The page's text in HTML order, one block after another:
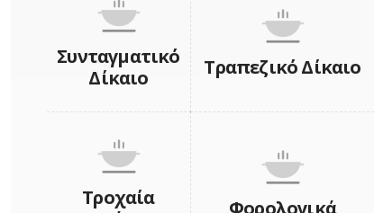
Συνταγματικό
Δίκαιο
Τραπεζικό Δίκαιο
Τροχαία
Φορολογικά